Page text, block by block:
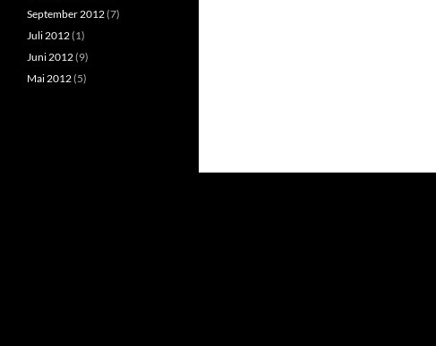
September 2012(7)
Juli 2012(1)
Juni 2012(9)
Mai 2012(5)